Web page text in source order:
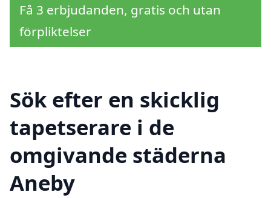
Få 3 erbjudanden, gratis och utan
förpliktelser
Sök efter en skicklig
tapetserare i de
omgivande städerna
Aneby